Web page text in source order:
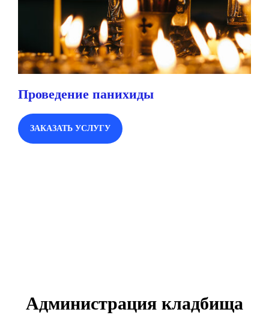
Проведение панихиды
ЗАКАЗАТЬ УСЛУГУ
Администрация кладбища